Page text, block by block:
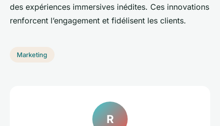
des expériences immersives inédites. Ces innovations
renforcent l’engagement et fidélisent les clients.
Marketing
R